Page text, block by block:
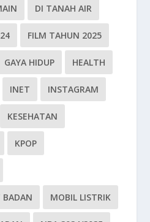
DI TANAH AIR
FILM TAHUN 2025
GAYA HIDUP HEALTH
INET INSTAGRAM
KESEHATAN
KPOP
BADAN MOBIL LISTRIK